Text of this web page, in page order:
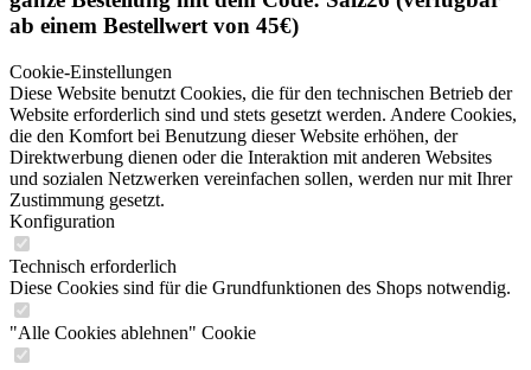
ab einem Bestellwert von 45€)
Cookie-Einstellungen
Diese Website benutzt Cookies, die für den technischen Betrieb der
Website erforderlich sind und stets gesetzt werden. Andere Cookies,
die den Komfort bei Benutzung dieser Website erhöhen, der
Direktwerbung dienen oder die Interaktion mit anderen Websites
und sozialen Netzwerken vereinfachen sollen, werden nur mit Ihrer
Zustimmung gesetzt.
Konfiguration
Technisch erforderlich
Diese Cookies sind für die Grundfunktionen des Shops notwendig.
"Alle Cookies ablehnen" Cookie